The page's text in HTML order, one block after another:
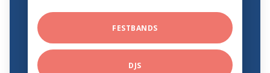
FESTBANDS
DJS